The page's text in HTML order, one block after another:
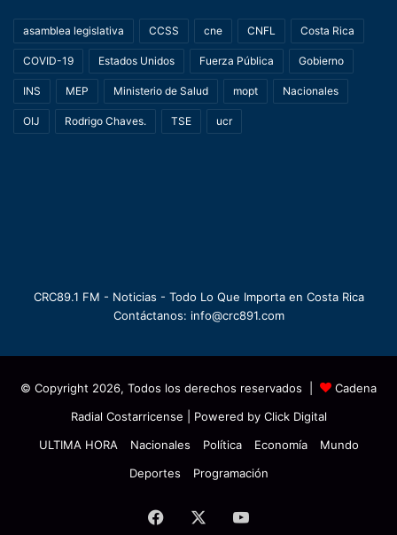
asamblea legislativa CCSS cne CNFL Costa Rica
COVID-19 Estados Unidos Fuerza Pública Gobierno
INS MEP Ministerio de Salud mopt Nacionales
OIJ Rodrigo Chaves. TSE ucr
CRC89.1 FM - Noticias - Todo Lo Que Importa en Costa Rica
Contáctanos: info@crc891.com
© Copyright 2026, Todos los derechos reservados |
Cadena
Radial Costarricense | Powered by Click Digital
ULTIMA HORA
Nacionales Política Economía
Mundo
Deportes
Programación
Facebook